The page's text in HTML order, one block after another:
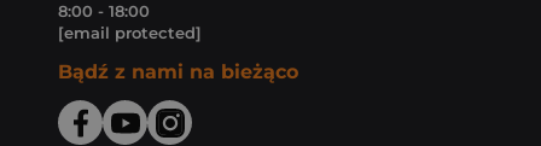
8:00 - 18:00
[email protected]
Bądź z nami na bieżąco